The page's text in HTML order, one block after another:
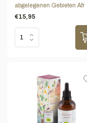
abgelegenen Gebieten Afr
€15,95